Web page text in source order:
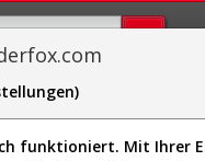
Visualizations
funktioniert. Mit Ihrer